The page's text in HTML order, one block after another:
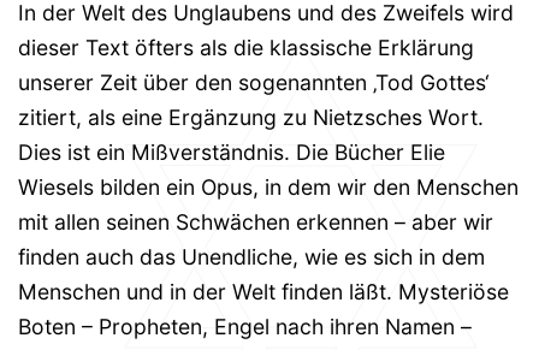
In der Welt des Unglaubens und des Zweifels wird
dieser Text öfters als die klassische Erklärung
unserer Zeit über den sogenannten ‚Tod Gottes‘
zitiert, als eine Ergänzung zu Nietzsches Wort.
Dies ist ein Mißverständnis. Die Bücher Elie
Wiesels bilden ein Opus, in dem wir den Menschen
mit allen seinen Schwächen erkennen – aber wir
finden auch das Unendliche, wie es sich in dem
Menschen und in der Welt finden läßt. Mysteriöse
Boten – Propheten, Engel nach ihren Namen –